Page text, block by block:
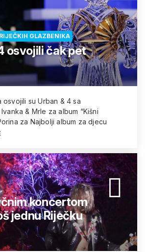
GLAZBENIKA
osvojili čak pet
osvojili su Urban & 4 sa
& Mrle za album “Kišni
za Najbolji album za djecu
koncertom
jednu Riječku